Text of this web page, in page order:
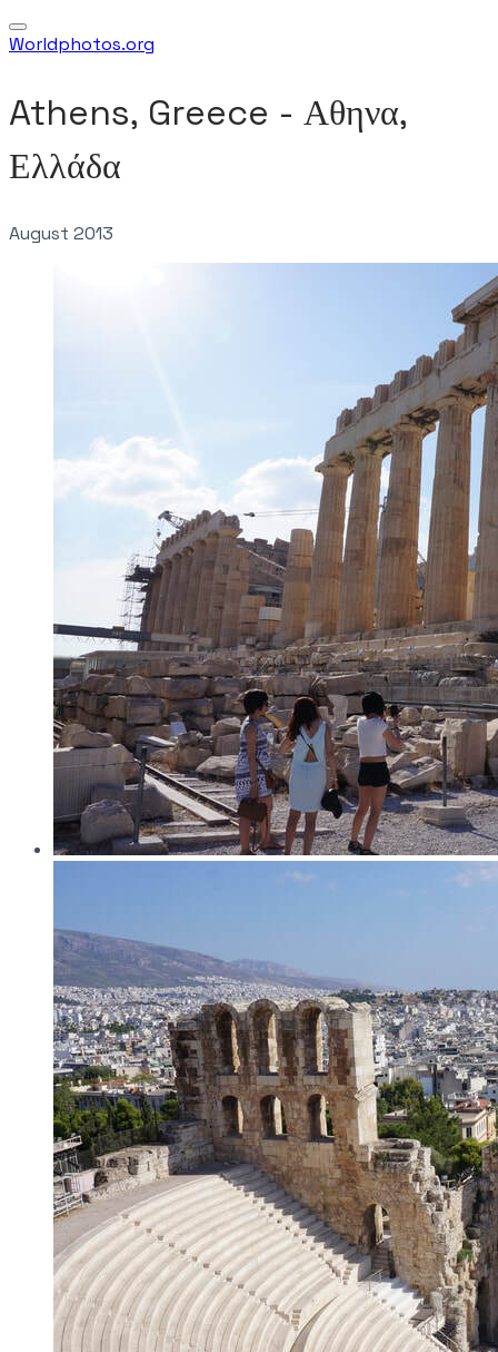
Worldphotos.org
Athens, Greece - Αθηνα,
Ελλάδα
August 2013